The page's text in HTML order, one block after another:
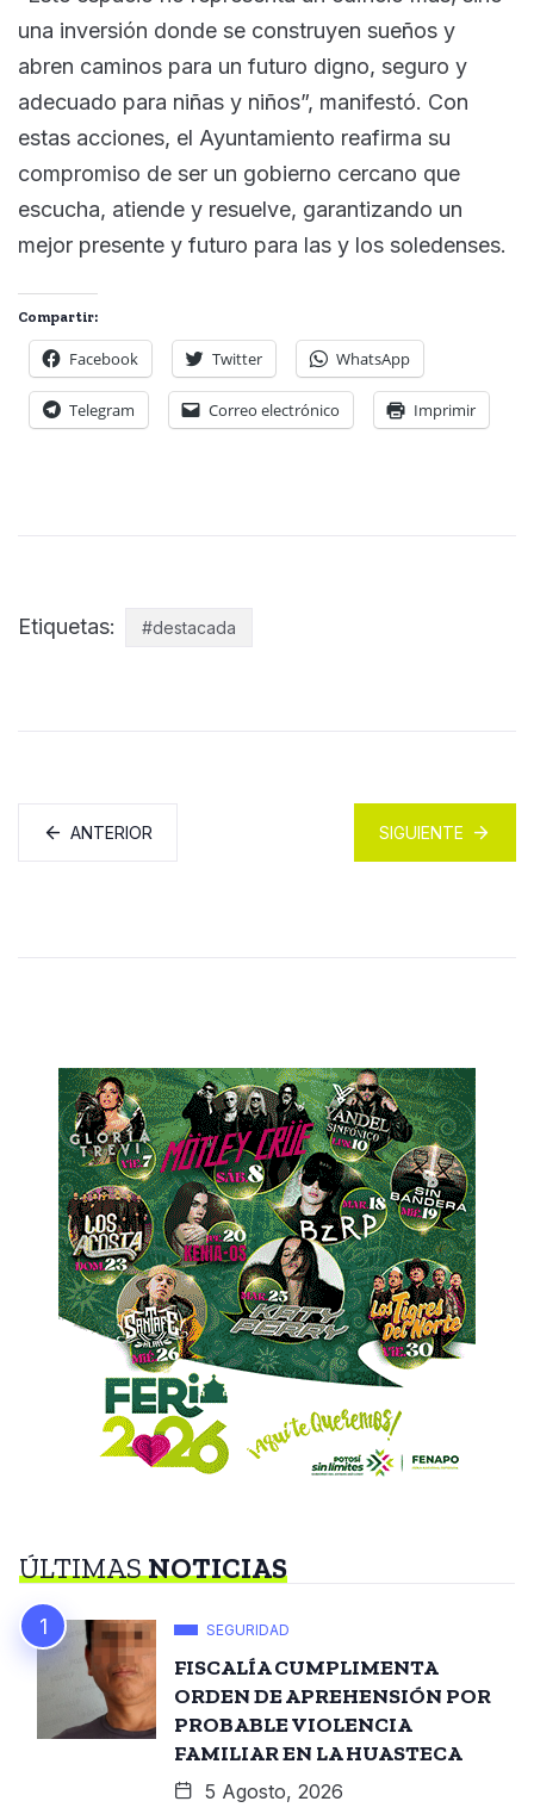
una inversión donde se construyen sueños y
abren caminos para un futuro digno, seguro y
adecuado para niñas y niños”, manifestó. Con
estas acciones, el Ayuntamiento reafirma su
compromiso de ser un gobierno cercano que
escucha, atiende y resuelve, garantizando un
mejor presente y futuro para las y los soledenses.
Compartir:
Facebook Twitter WhatsApp
Telegram Correo electrónico Imprimir
Etiquetas: #destacada
ANTERIOR SIGUIENTE
ÚLTIMASNOTICIAS
SEGURIDAD
FISCALÍA CUMPLIMENTA
ORDEN DE APREHENSIÓN POR
PROBABLE VIOLENCIA
FAMILIAR EN LA HUASTECA
5 Agosto, 2026